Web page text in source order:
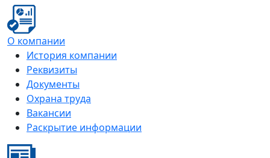
О компании
История компании
Реквизиты
Документы
Охрана труда
Вакансии
Раскрытие информации